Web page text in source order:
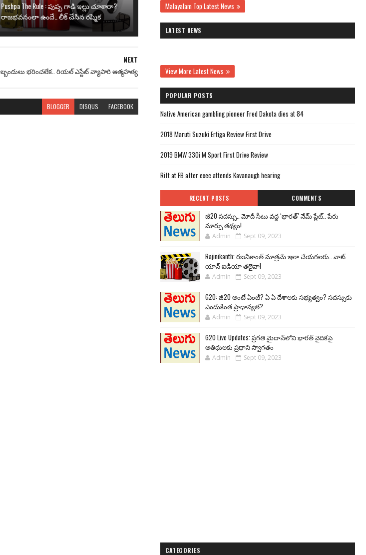
Pushpa The Rule : పుష్ప గాడి ఇల్లు చూశారా?
రాజభవనంలా ఉందే.. లీక్ చేసిన రష్మిక
NEXT
భరించలేక.. రియల్ ఎస్టేట్ వ్యాపారి ఆత్మహత్య
BLOGGER DISQUS FACEBOOK
Malayalam Top Latest News
LATEST NEWS
View More Latest News
POPULAR POSTS
Native American gambling pioneer Fred Dakota dies at 84
2018 Maruti Suzuki Ertiga Review First Drive
2019 BMW 330i M Sport First Drive Review
Rift at FB after exec attends Kavanaugh hearing
RECENT POSTS COMMENTS
జీ20 సదస్సు.. మోదీ సీటు వద్ద ‘భారత్’ నేమ్ ప్లేట్‌.. పేరు
మార్పు తథ్యం!
Admin Sept 09, 2023
Rajinikanth: రజనీకాంత్ మాత్రమే ఇలా చేయగలరు.. వాట్
యాన్ ఐడియా తలైవా!
Admin Sept 09, 2023
G20: జీ20 అంటే ఏంటి? ఏ ఏ దేశాలకు సభ్యత్వం? సదస్సుకు
ఎందుకింత ప్రాధాన్యత?
Admin Sept 09, 2023
G20 Live Updates: ప్రగతి మైదాన్‌లోని భారత్ వైదికపై
అతిథులకు ప్రధాని స్వాగతం
Admin Sept 09, 2023
CATEGORIES